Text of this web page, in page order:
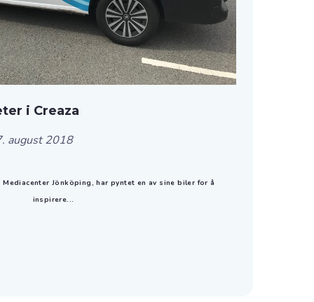
i Creaza
august 2018
Jönköping, har pyntet en av sine biler for å
inspirere...